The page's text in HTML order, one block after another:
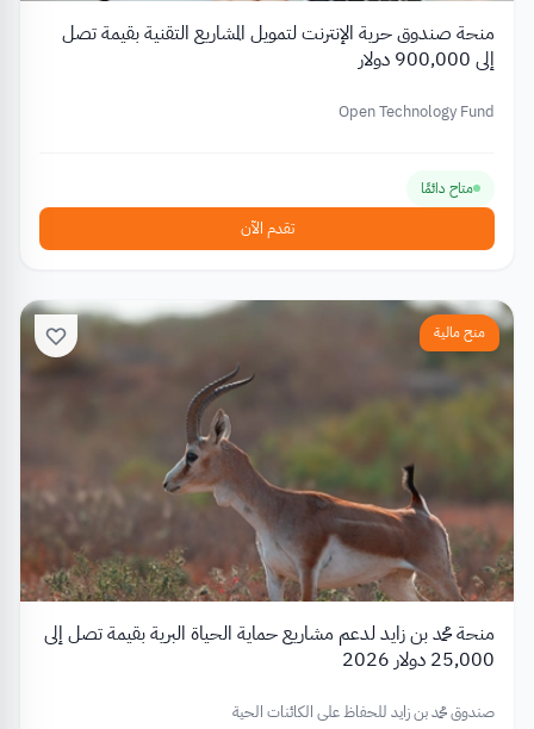
منحة صندوق حرية الإنترنت لتمويل المشاريع التقنية بقيمة تصل
إلى 900,000 دولار
Open Technology Fund
متاح دائمًا
تقدم الآن
منح مالية
منحة محمد بن زايد لدعم مشاريع حماية الحياة البرية بقيمة تصل إلى
25,000 دولار 2026
صندوق محمد بن زايد للحفاظ على الكائنات الحية